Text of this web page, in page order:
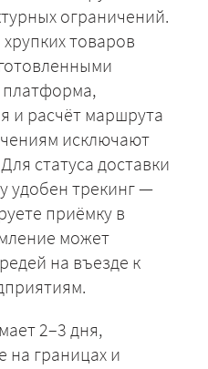
ограничений.
товаров
и расчёт маршрута
исключают
статуса доставки
удобен трекинг —
приёмку в
может
на въезде к
2–3 дня,
границах и